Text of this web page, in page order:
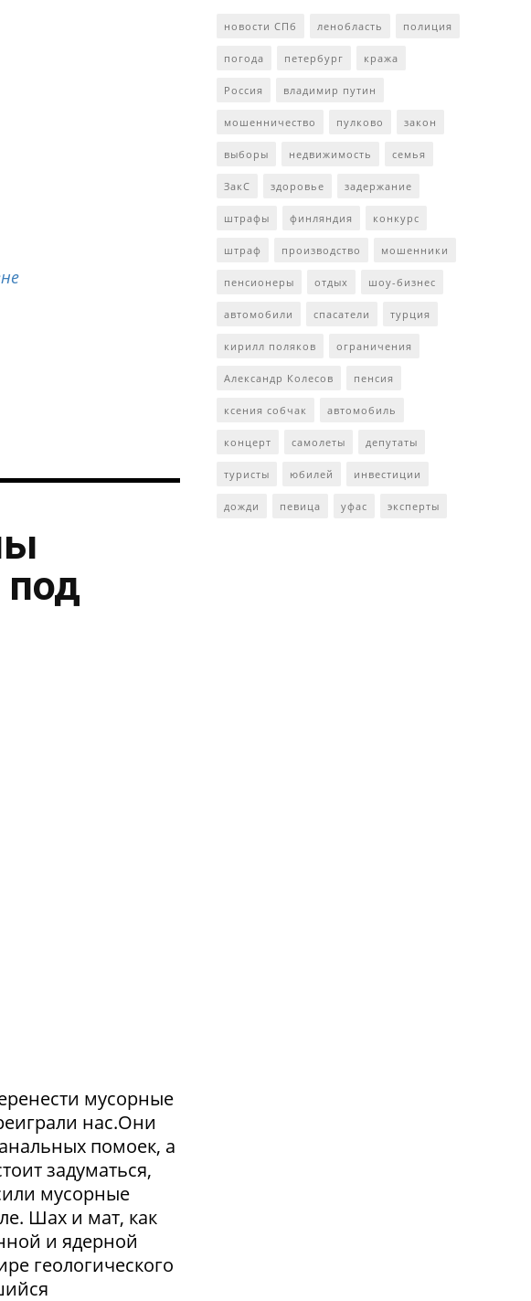
под
мусорные
нас.Они
помоек, а
задуматься,
мусорные
Шах и мат, как
и ядерной
геологического
новости СПб ленобласть полиция
погода петербург кража
Россия владимир путин
мошенничество пулково закон
выборы недвижимость семья
ЗакС здоровье задержание
штрафы финляндия конкурс
штраф производство мошенники
пенсионеры отдых шоу-бизнес
автомобили спасатели турция
кирилл поляков ограничения
Александр Колесов пенсия
ксения собчак автомобиль
концерт самолеты депутаты
туристы юбилей инвестиции
дожди певица уфас эксперты